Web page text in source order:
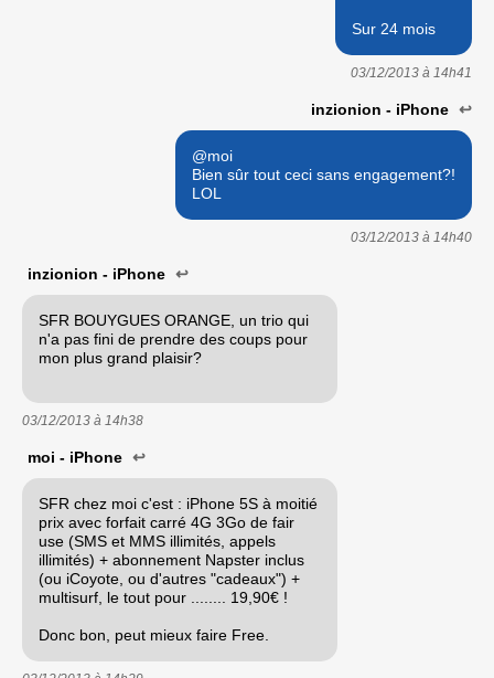
Sur 24 mois
03/12/2013 à 14h41
inzionion - iPhone ↩
@moi
Bien sûr tout ceci sans engagement?!
LOL
03/12/2013 à 14h40
inzionion - iPhone ↩
SFR BOUYGUES ORANGE, un trio qui
n'a pas fini de prendre des coups pour
mon plus grand plaisir?
03/12/2013 à 14h38
moi - iPhone ↩
SFR chez moi c'est : iPhone 5S à moitié
prix avec forfait carré 4G 3Go de fair
use (SMS et MMS illimités, appels
illimités) + abonnement Napster inclus
(ou iCoyote, ou d'autres "cadeaux") +
multisurf, le tout pour ........ 19,90€ !
Donc bon, peut mieux faire Free.